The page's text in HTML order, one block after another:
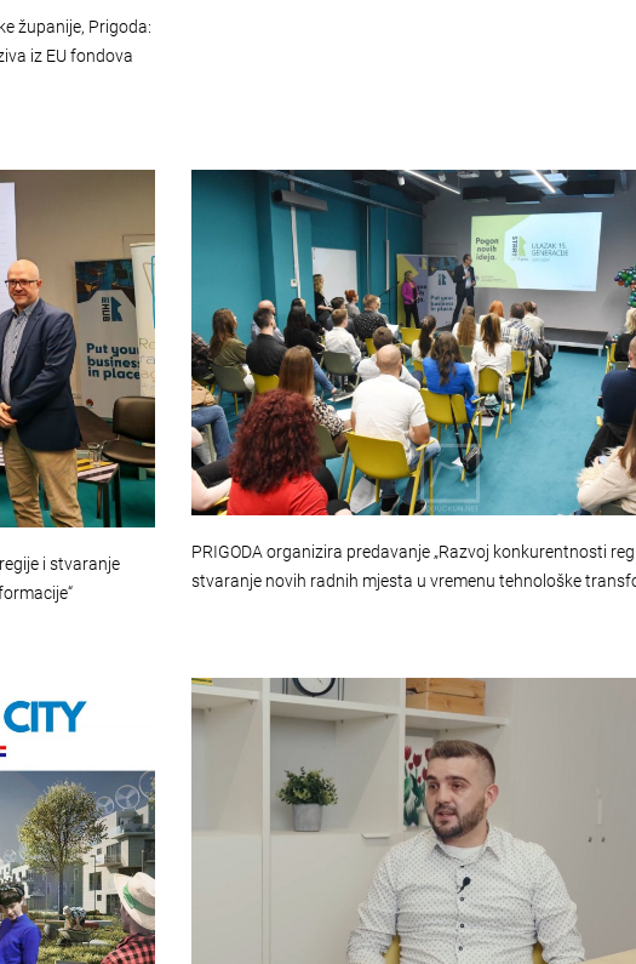
županije, Prigoda:
iz EU fondova
i stvaranje
PRIGODA organizira predavanje „Razvoj konkurentnosti
stvaranje novih radnih mjesta u vremenu tehnološke